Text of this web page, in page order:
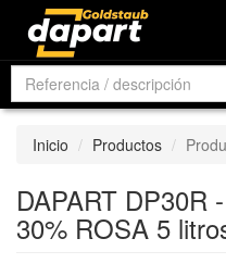
Inicio Productos
DAPART DP30R
30% ROSA 5